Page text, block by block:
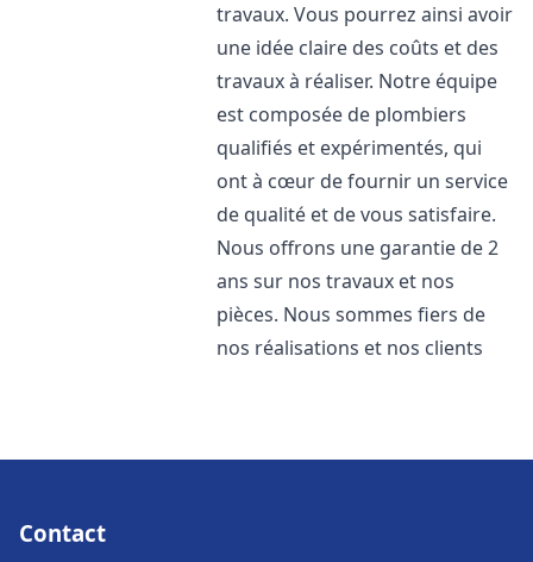
travaux. Vous pourrez ainsi avoir
une idée claire des coûts et des
travaux à réaliser. Notre équipe
est composée de plombiers
qualifiés et expérimentés, qui
ont à cœur de fournir un service
de qualité et de vous satisfaire.
Nous offrons une garantie de 2
ans sur nos travaux et nos
pièces. Nous sommes fiers de
nos réalisations et nos clients
Contact